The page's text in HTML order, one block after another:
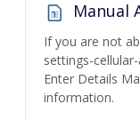
Manual
If you are not
settings-
Enter Details
information.